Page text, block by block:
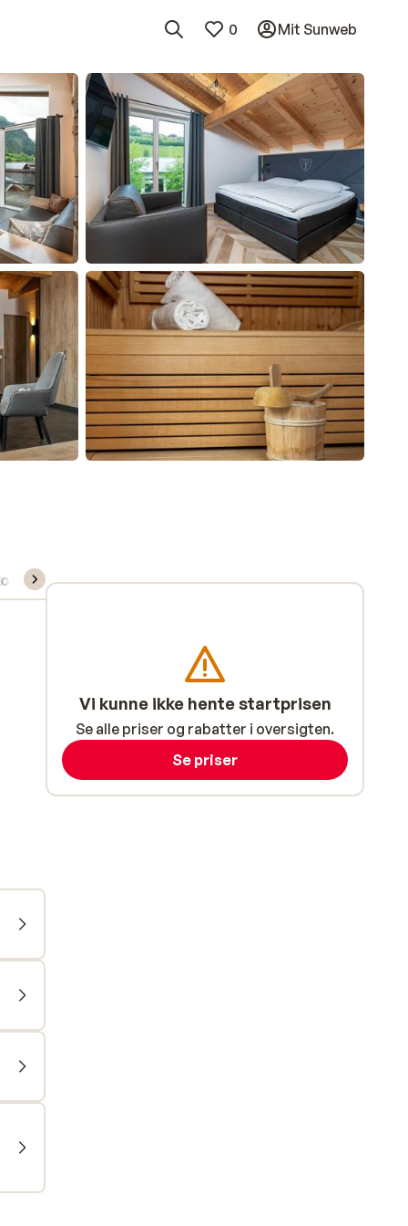
0 Mit Sunweb
skileje/undervisning
Vi kunne ikke hente startprisen
Se alle priser og rabatter i oversigten.
Se priser